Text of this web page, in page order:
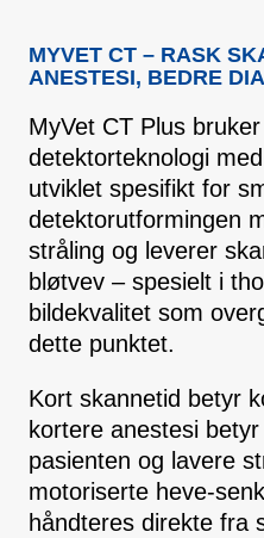
MYVET CT – RASK
ANESTESI, BEDRE
MyVet CT Plus
detektorteknologi
utviklet spesifikt for
detektorutformingen
stråling og leverer
bløtvev – spesielt i
bildekvalitet som
dette punktet.
Kort skannetid betyr
kortere anestesi
pasienten og lavere
motoriserte heve-
håndteres direkte fra